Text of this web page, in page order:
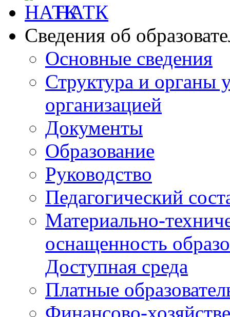
НАТК
Сведения об
Основные сведения
Структура и органы
организацией
Документы
Образование
Руководство
Педагогический
Материально-
оснащенность
Доступная среда
Платные
Финансово-